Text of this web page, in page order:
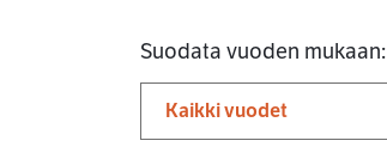
Suodata vuoden mukaan: